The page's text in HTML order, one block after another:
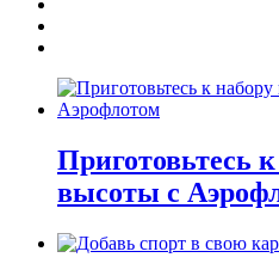
Приготовьтесь
высоты с